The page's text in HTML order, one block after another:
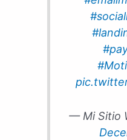
— Mi Sitio